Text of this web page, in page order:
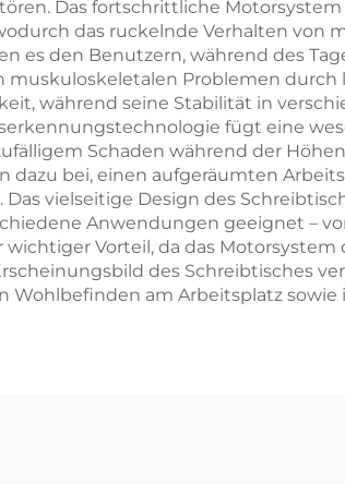
Das fortschrittliche
das ruckelnde Verhalten von
es den Benutzern, während des
muskuloskeletalen Problemen
während seine Stabilität in
fügt eine
Schaden während der
bei, einen aufgeräumten
vielseitige Design des
Anwendungen geeignet –
Vorteil, da das
des Schreibtisches
Wohlbefinden am Arbeitsplatz